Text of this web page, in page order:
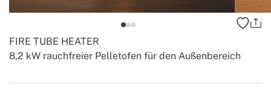
8,2 kW rauchfreier Pelletofen für den Außenbereich
FIRE TUBE HEATER
Create